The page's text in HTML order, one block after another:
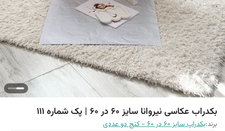
بکدراب عکاسی نیروانا سایز 60 در 60 | پک شماره 111
برند:بکدراپ سایز 60 در 60 - کنج دو عددی